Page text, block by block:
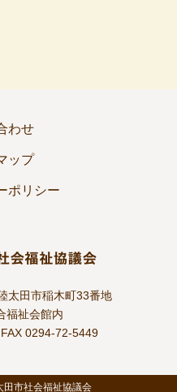
わせ
ップ
ポリシー
田市稲木町33番地
福祉会館内
FAX 0294-72-5449
市社会福祉協議会